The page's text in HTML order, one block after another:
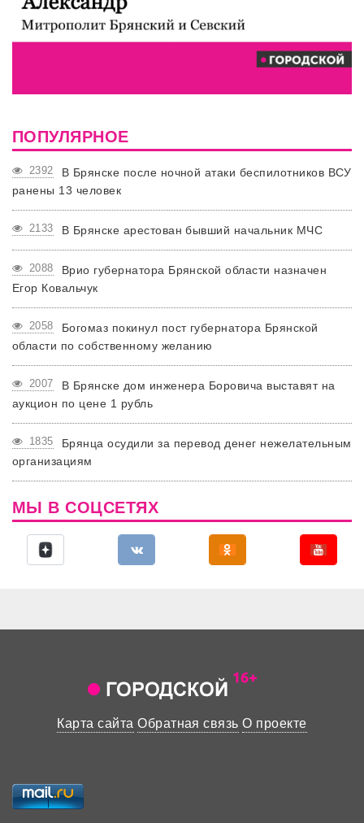
ПОПУЛЯРНОЕ
2392
В Брянске после ночной атаки беспилотников ВСУ
ранены 13 человек
2133 В Брянске арестован бывший начальник МЧС
2088
Врио губернатора Брянской области назначен
Егор Ковальчук
2058
Богомаз покинул пост губернатора Брянской
области по собственному желанию
2007
В Брянске дом инженера Боровича выставят на
аукцион по цене 1 рубль
1835
Брянца осудили за перевод денег нежелательным
организациям
МЫ В СОЦСЕТЯХ
Карта сайта Обратная связь О проекте